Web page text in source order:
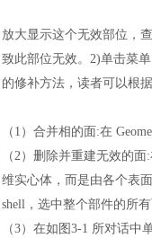
放大显示这个无效部位，
致此部位无效。 2)单击菜
的修补方法，读者可以根
（1） 合并相的面:在
（2） 删除并重建无效的面
维实心体，而是由各个表
shell，选中整个部件的所
（3） 在如图 3-1 所对话中